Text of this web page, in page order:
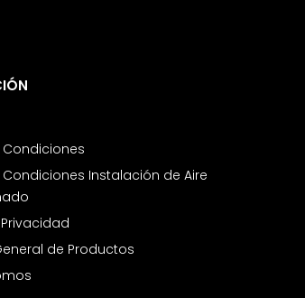
Instalación de Aire
de Productos